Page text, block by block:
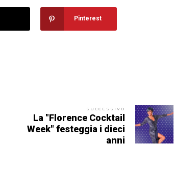
Pinterest
SUCCESSIVO
La "Florence Cocktail
Week" festeggia i dieci
anni